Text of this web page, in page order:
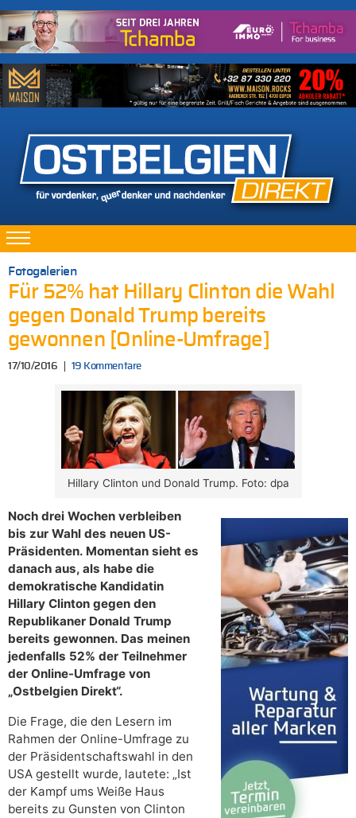
Fotogalerien
Für 52% hat Hillary Clinton die Wahl
gegen Donald Trump bereits
gewonnen [Online-Umfrage]
17/10/2016 19 Kommentare
Hillary Clinton und Donald Trump. Foto: dpa
Noch drei Wochen verbleiben
bis zur Wahl des neuen US-
Präsidenten. Momentan sieht es
danach aus, als habe die
demokratische Kandidatin
Hillary Clinton gegen den
Republikaner Donald Trump
bereits gewonnen. Das meinen
jedenfalls 52% der Teilnehmer
der Online-Umfrage von
„Ostbelgien Direkt“.
Die Frage, die den Lesern im
Rahmen der Online-Umfrage zu
der Präsidentschaftswahl in den
USA gestellt wurde, lautete: „Ist
der Kampf ums Weiße Haus
bereits zu Gunsten von Clinton